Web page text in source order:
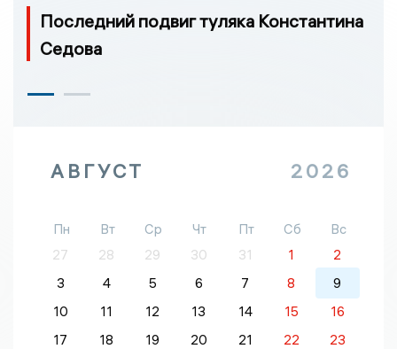
Последний подвиг туляка Константина
Седова
АВГУСТ 2026
Пн Вт Ср Чт Пт Сб
Вс
27
28 29 30 31 1
2
3
4 5 6 7 8
9
10
11 12 13 14 15
16
17
18 19 20 21 22
23